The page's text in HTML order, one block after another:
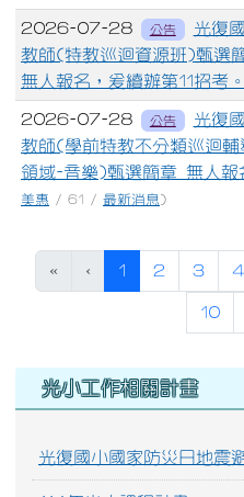
2026-07-28 公告
光復
教師(特教巡迴資源班)甄選
無人報名，爰續辦第11招考。
2026-07-28 公告
光復
教師(學前特教不分類巡迴
領域-音樂)甄選簡章 無人報
美惠 / 61 / 最新消息)
« ‹ 1 (目前頁次)
2 3 4
10
右邊區域內容
光小工作相關計畫
光復國小國家防災日地震